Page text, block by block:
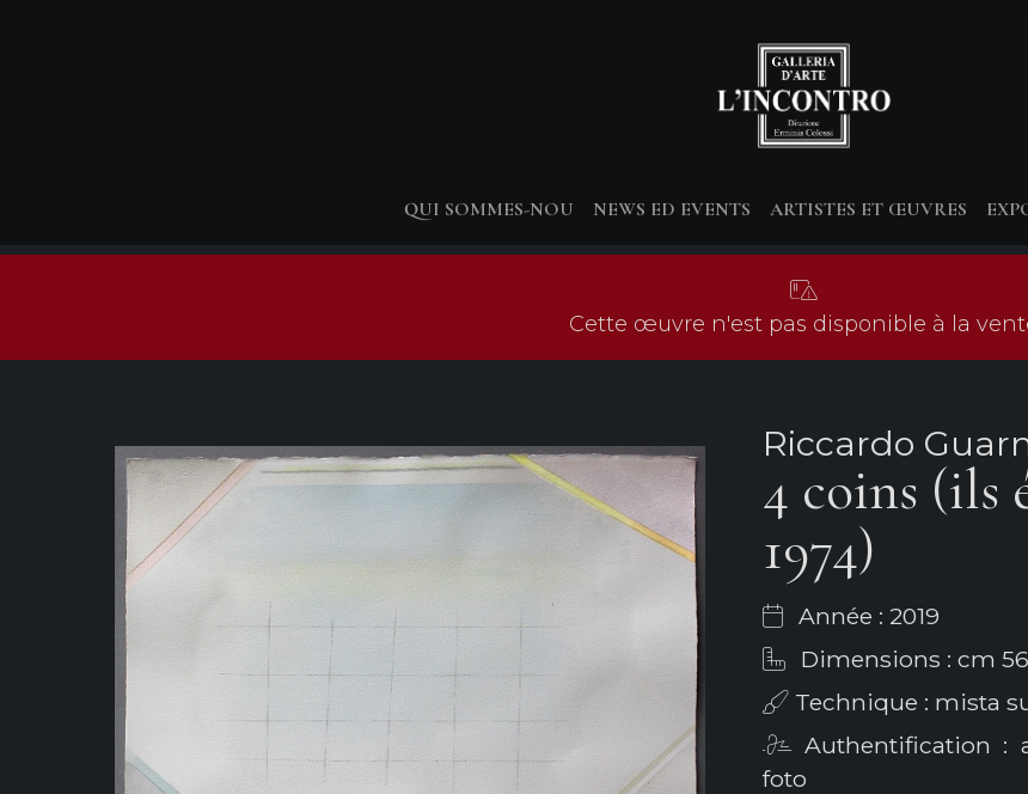
QUI SOMMES-NOU NEWS ED EVENTS ARTISTES ET ŒUVRES
Cette œuvre n'est pas disponible à la
Riccardo
4 coins (ils
1974)
Année : 2019
Dimensions : cm
Technique : mista
Authentification :
foto